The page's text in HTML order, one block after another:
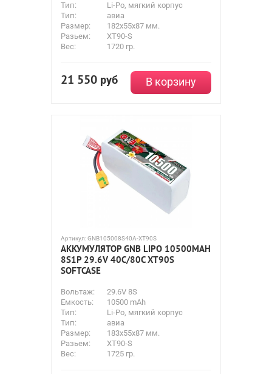
Тип:
Li-Po, мягкий корпус
Тип:
авиа
Размер:
182x55x87 мм.
Разьем:
XT90-S
Вес:
1720 гр.
21 550 руб В корзину
Артикул:GNB105008S40A-XT90S
АККУМУЛЯТОР GNB LIPO 10500MAH
8S1P 29.6V 40С/80C XT90S
SOFTCASE
Вольтаж:
29.6V 8S
Емкость:
10500 mAh
Тип:
Li-Po, мягкий корпус
Тип:
авиа
Размер:
183x55x87 мм.
Разьем:
XT90-S
Вес:
1725 гр.